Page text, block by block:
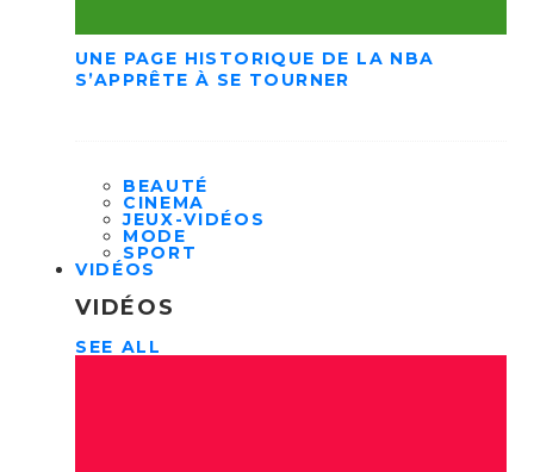
UNE PAGE HISTORIQUE DE LA NBA
S’APPRÊTE À SE TOURNER
BEAUTÉ
CINEMA
JEUX-VIDÉOS
MODE
SPORT
VIDÉOS
VIDÉOS
SEE ALL